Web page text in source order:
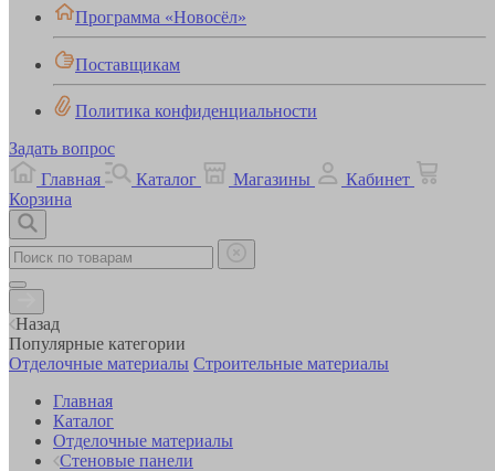
Программа «Новосёл»
Поставщикам
Политика конфиденциальности
Задать вопрос
Главная
Каталог Магазины
Кабинет
Корзина
Назад
Популярные категории
Отделочные материалы Строительные материалы
Главная
Каталог
Отделочные материалы
Стеновые панели